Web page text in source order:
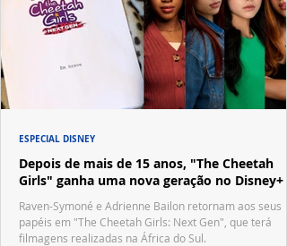
Depois de mais de 15 anos, "The Cheetah
Girls" ganha uma nova geração no Disney+
Raven-Symoné e Adrienne Bailon retornam aos seus
papéis em "The Cheetah Girls: Next Gen", que terá
filmagens realizadas na África do Sul.
ESPECIAL DISNEY